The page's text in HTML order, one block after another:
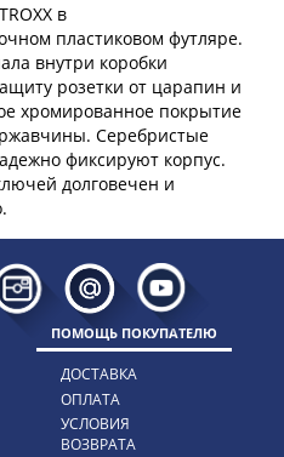
в
пластиковом футляре.
внутри коробки
розетки от царапин и
хромированное покрытие
Серебристые
фиксируют корпус.
долговечен и
ПОМОЩЬ ПОКУПАТЕЛЮ
ДОСТАВКА
ОПЛАТА
УСЛОВИЯ
ВОЗВРАТА